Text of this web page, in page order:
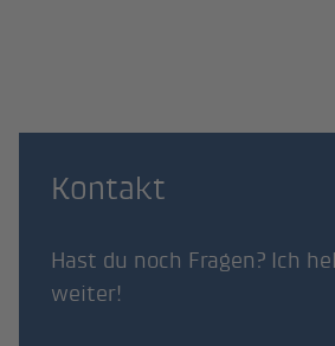
Kontakt
Hast du noch Fragen? Ich
weiter!